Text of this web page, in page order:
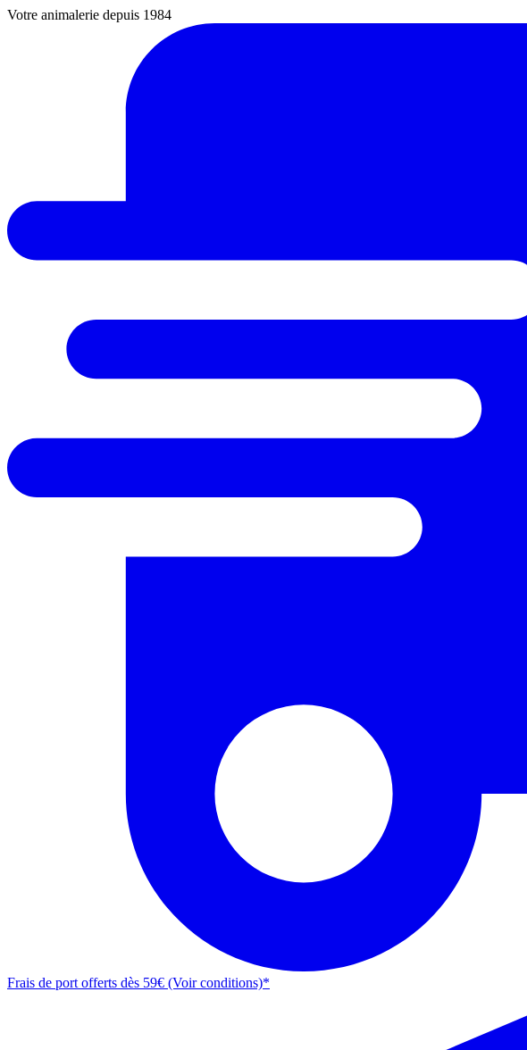
Votre animalerie depuis 1984
Frais de port offerts dès 59€ (Voir conditions)*